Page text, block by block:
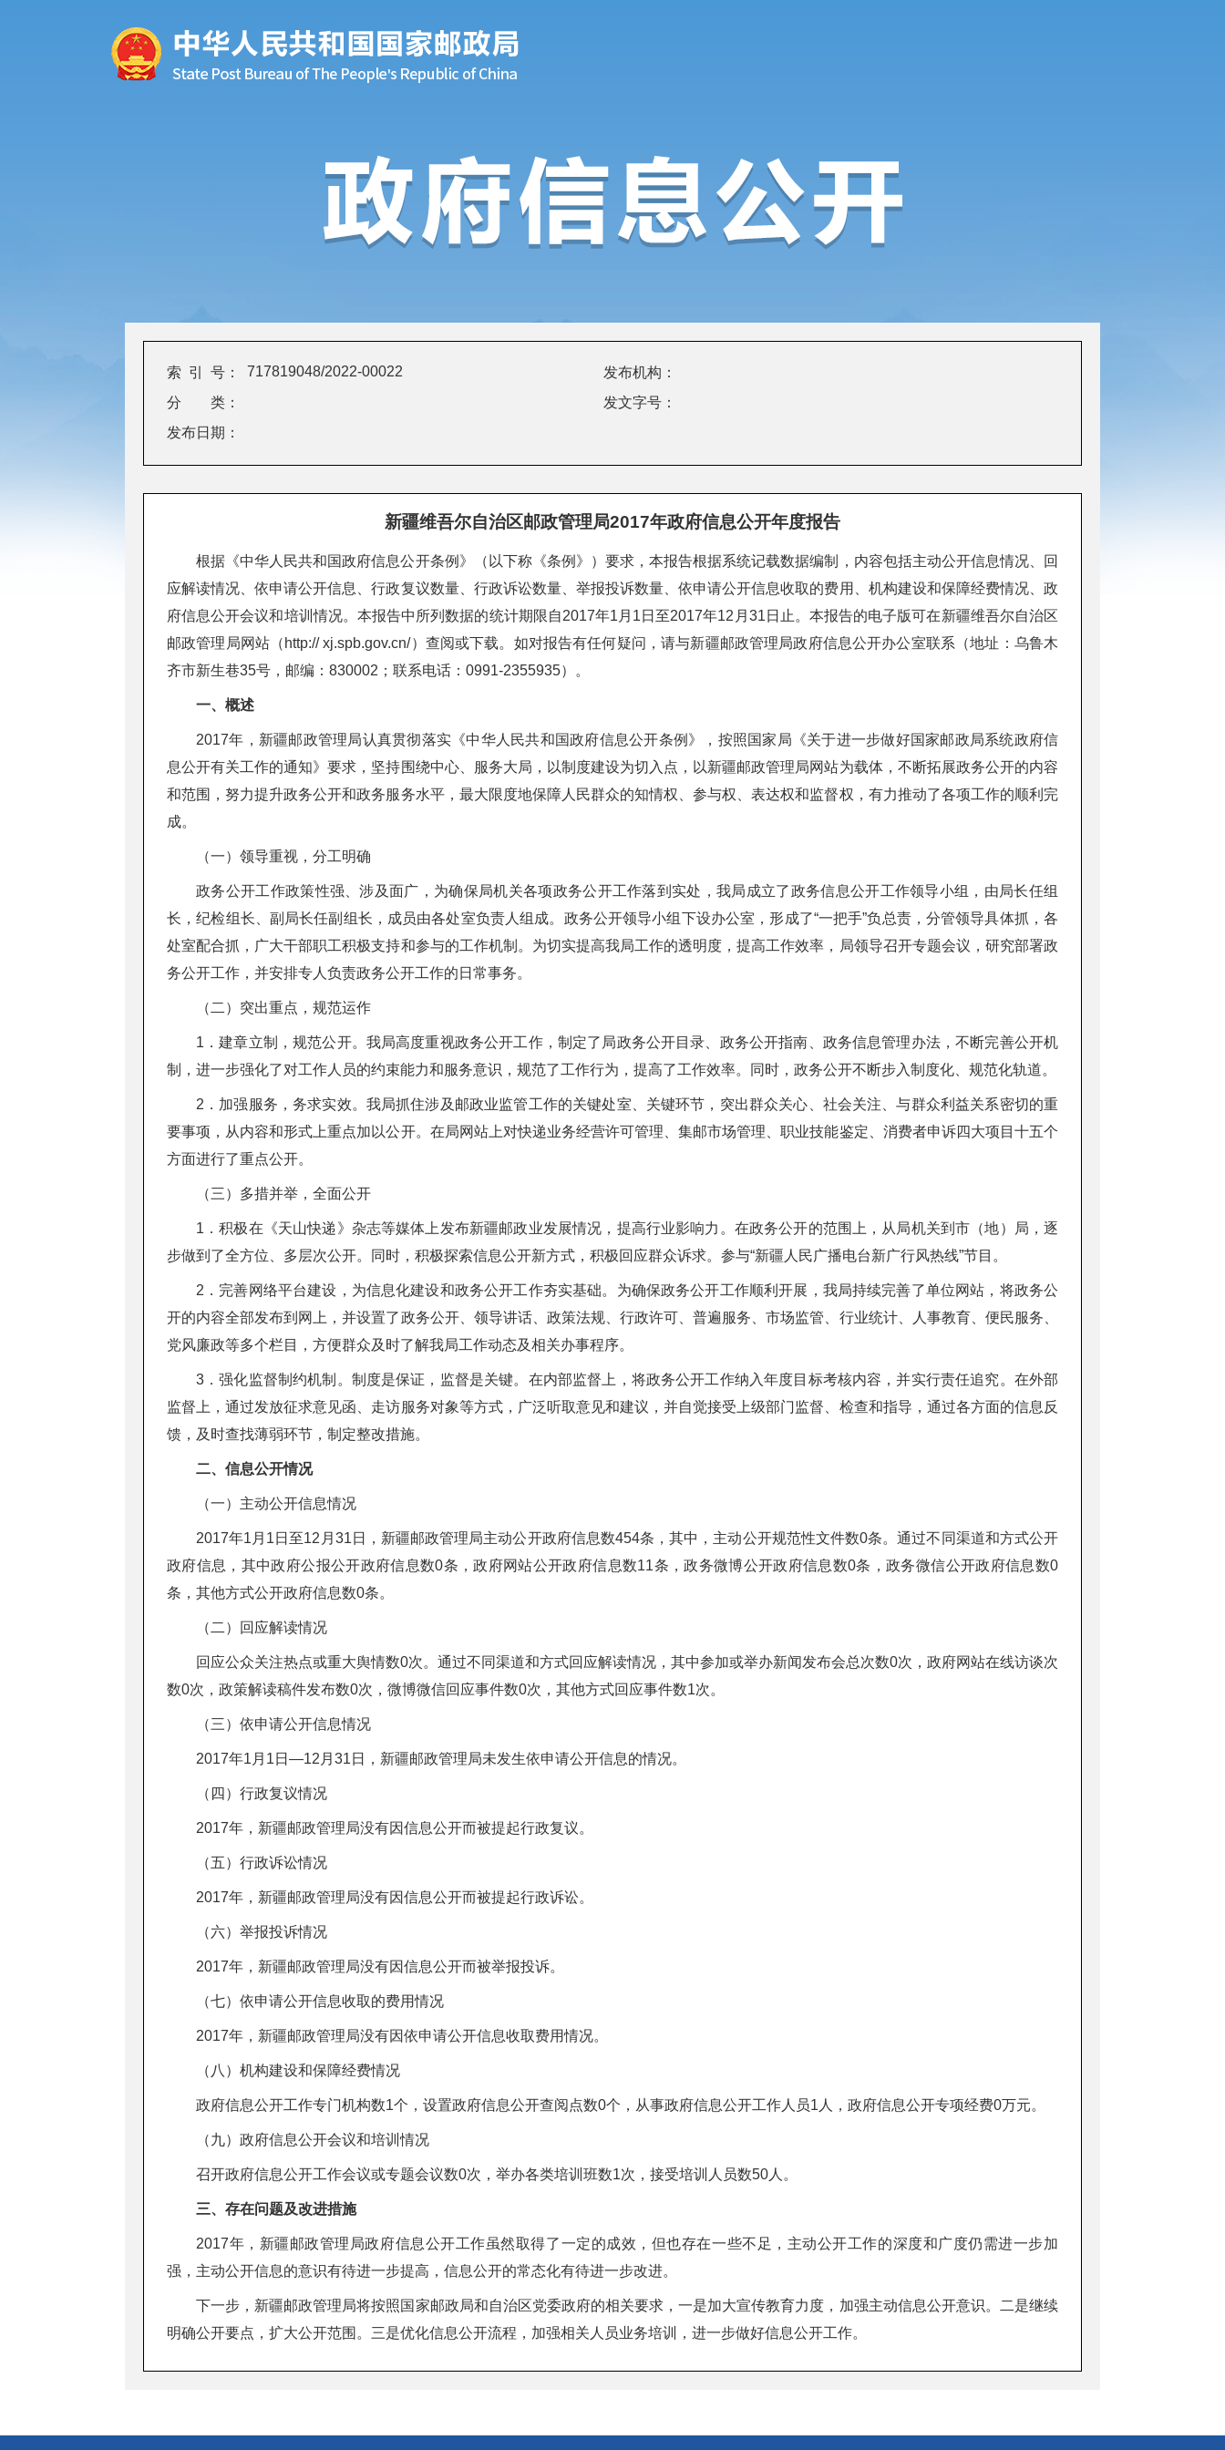
索 引 号： 717819048/2022-00022
发布机构：
分 类：
发文字号：
发布日期：
新疆维吾尔自治区邮政管理局2017年政府信息公开年度报告
根据《中华人民共和国政府信息公开条例》（以下称《条例》）要求，本报告根据系统记载数据编制，内容包括主动公开信息情况、回
应解读情况、依申请公开信息、行政复议数量、行政诉讼数量、举报投诉数量、依申请公开信息收取的费用、机构建设和保障经费情况、政
府信息公开会议和培训情况。本报告中所列数据的统计期限自2017年1月1日至2017年12月31日止。本报告的电子版可在新疆维吾尔自治区
邮政管理局网站（http:// xj.spb.gov.cn/）查阅或下载。如对报告有任何疑问，请与新疆邮政管理局政府信息公开办公室联系（地址：乌鲁木
齐市新生巷35号，邮编：830002；联系电话：0991-2355935）。
一、概述
2017年，新疆邮政管理局认真贯彻落实《中华人民共和国政府信息公开条例》，按照国家局《关于进一步做好国家邮政局系统政府信
息公开有关工作的通知》要求，坚持围绕中心、服务大局，以制度建设为切入点，以新疆邮政管理局网站为载体，不断拓展政务公开的内容
和范围，努力提升政务公开和政务服务水平，最大限度地保障人民群众的知情权、参与权、表达权和监督权，有力推动了各项工作的顺利完
成。
（一）领导重视，分工明确
政务公开工作政策性强、涉及面广，为确保局机关各项政务公开工作落到实处，我局成立了政务信息公开工作领导小组，由局长任组
长，纪检组长、副局长任副组长，成员由各处室负责人组成。政务公开领导小组下设办公室，形成了“一把手”负总责，分管领导具体抓，各
处室配合抓，广大干部职工积极支持和参与的工作机制。为切实提高我局工作的透明度，提高工作效率，局领导召开专题会议，研究部署政
务公开工作，并安排专人负责政务公开工作的日常事务。
（二）突出重点，规范运作
1．建章立制，规范公开。我局高度重视政务公开工作，制定了局政务公开目录、政务公开指南、政务信息管理办法，不断完善公开机
制，进一步强化了对工作人员的约束能力和服务意识，规范了工作行为，提高了工作效率。同时，政务公开不断步入制度化、规范化轨道。
2．加强服务，务求实效。我局抓住涉及邮政业监管工作的关键处室、关键环节，突出群众关心、社会关注、与群众利益关系密切的重
要事项，从内容和形式上重点加以公开。在局网站上对快递业务经营许可管理、集邮市场管理、职业技能鉴定、消费者申诉四大项目十五个
方面进行了重点公开。
（三）多措并举，全面公开
1．积极在《天山快递》杂志等媒体上发布新疆邮政业发展情况，提高行业影响力。在政务公开的范围上，从局机关到市（地）局，逐
步做到了全方位、多层次公开。同时，积极探索信息公开新方式，积极回应群众诉求。参与“新疆人民广播电台新广行风热线”节目。
2．完善网络平台建设，为信息化建设和政务公开工作夯实基础。为确保政务公开工作顺利开展，我局持续完善了单位网站，将政务公
开的内容全部发布到网上，并设置了政务公开、领导讲话、政策法规、行政许可、普遍服务、市场监管、行业统计、人事教育、便民服务、
党风廉政等多个栏目，方便群众及时了解我局工作动态及相关办事程序。
3．强化监督制约机制。制度是保证，监督是关键。在内部监督上，将政务公开工作纳入年度目标考核内容，并实行责任追究。在外部
监督上，通过发放征求意见函、走访服务对象等方式，广泛听取意见和建议，并自觉接受上级部门监督、检查和指导，通过各方面的信息反
馈，及时查找薄弱环节，制定整改措施。
二、信息公开情况
（一）主动公开信息情况
2017年1月1日至12月31日，新疆邮政管理局主动公开政府信息数454条，其中，主动公开规范性文件数0条。通过不同渠道和方式公开
政府信息，其中政府公报公开政府信息数0条，政府网站公开政府信息数11条，政务微博公开政府信息数0条，政务微信公开政府信息数0
条，其他方式公开政府信息数0条。
（二）回应解读情况
回应公众关注热点或重大舆情数0次。通过不同渠道和方式回应解读情况，其中参加或举办新闻发布会总次数0次，政府网站在线访谈次
数0次，政策解读稿件发布数0次，微博微信回应事件数0次，其他方式回应事件数1次。
（三）依申请公开信息情况
2017年1月1日—12月31日，新疆邮政管理局未发生依申请公开信息的情况。
（四）行政复议情况
2017年，新疆邮政管理局没有因信息公开而被提起行政复议。
（五）行政诉讼情况
2017年，新疆邮政管理局没有因信息公开而被提起行政诉讼。
（六）举报投诉情况
2017年，新疆邮政管理局没有因信息公开而被举报投诉。
（七）依申请公开信息收取的费用情况
2017年，新疆邮政管理局没有因依申请公开信息收取费用情况。
（八）机构建设和保障经费情况
政府信息公开工作专门机构数1个，设置政府信息公开查阅点数0个，从事政府信息公开工作人员1人，政府信息公开专项经费0万元。
（九）政府信息公开会议和培训情况
召开政府信息公开工作会议或专题会议数0次，举办各类培训班数1次，接受培训人员数50人。
三、存在问题及改进措施
2017年，新疆邮政管理局政府信息公开工作虽然取得了一定的成效，但也存在一些不足，主动公开工作的深度和广度仍需进一步加
强，主动公开信息的意识有待进一步提高，信息公开的常态化有待进一步改进。
下一步，新疆邮政管理局将按照国家邮政局和自治区党委政府的相关要求，一是加大宣传教育力度，加强主动信息公开意识。二是继续
明确公开要点，扩大公开范围。三是优化信息公开流程，加强相关人员业务培训，进一步做好信息公开工作。